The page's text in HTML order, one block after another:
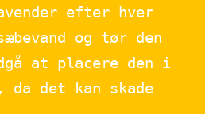
efter hver
og tør den
at placere den i
da det kan skade